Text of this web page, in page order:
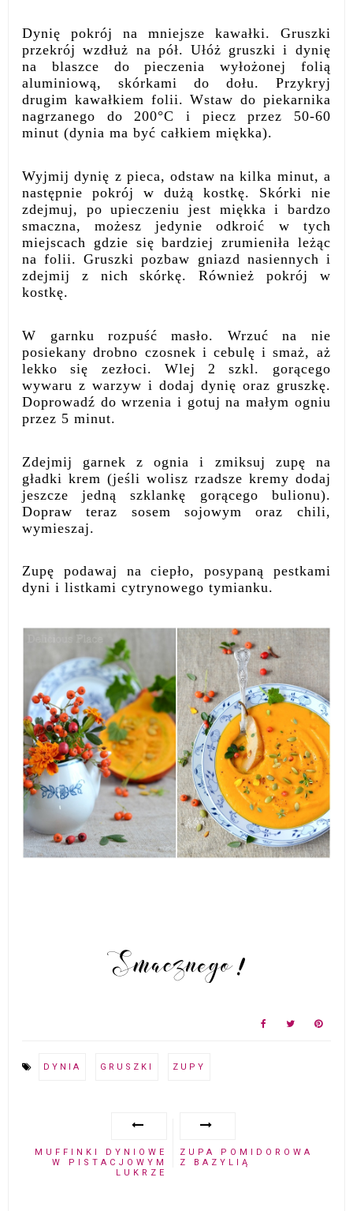
Dynię pokrój na mniejsze kawałki. Gruszki
przekrój wzdłuż na pół. Ułóż gruszki i dynię
na blaszce do pieczenia wyłożonej folią
aluminiową, skórkami do dołu. Przykryj
drugim kawałkiem folii. Wstaw do piekarnika
nagrzanego do 200°C i piecz przez 50-60
minut (dynia ma być całkiem miękka).
Wyjmij dynię z pieca, odstaw na kilka minut, a
następnie pokrój w dużą kostkę. Skórki nie
zdejmuj, po upieczeniu jest miękka i bardzo
smaczna, możesz jedynie odkroić w tych
miejscach gdzie się bardziej zrumieniła leżąc
na folii. Gruszki pozbaw gniazd nasiennych i
zdejmij z nich skórkę. Również pokrój w
kostkę.
W garnku rozpuść masło. Wrzuć na nie
posiekany drobno czosnek i cebulę i smaż, aż
lekko się zezłoci. Wlej 2 szkl. gorącego
wywaru z warzyw i dodaj dynię oraz gruszkę.
Doprowadź do wrzenia i gotuj na małym ogniu
przez 5 minut.
Zdejmij garnek z ognia i zmiksuj zupę na
gładki krem (jeśli wolisz rzadsze kremy dodaj
jeszcze jedną szklankę gorącego bulionu).
Dopraw teraz sosem sojowym oraz chili,
wymieszaj.
Zupę podawaj na ciepło, posypaną pestkami
dyni i listkami cytrynowego tymianku.
DYNIA GRUSZKI ZUPY
MUFFINKI DYNIOWE
W PISTACJOWYM
LUKRZE
ZUPA POMIDOROWA
Z BAZYLIĄ